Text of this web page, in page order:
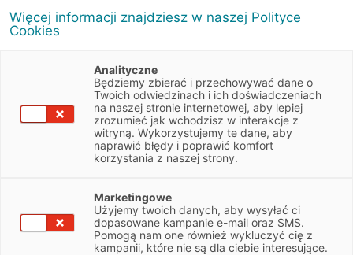
Wrocławska 151
45-837 Opole
5342193157
Obsługiwane pojazdy:
Dostawcze, Ciężarowe
Wszystkie
Autoryzacja serwisu:
Więcej informacji znajdziesz w naszej Polityce
Cookies
Analityczne
Będziemy zbierać i przechowywać dane o
Twoich odwiedzinach i ich doświadczeniach
na naszej stronie internetowej, aby lepiej
zrozumieć jak wchodzisz w interakcje z
witryną. Wykorzystujemy te dane, aby
naprawić błędy i poprawić komfort
korzystania z naszej strony.
Marketingowe
Użyjemy twoich danych, aby wysyłać ci
dopasowane kampanie e-mail oraz SMS.
Pomogą nam one również wykluczyć cię z
kampanii, które nie są dla ciebie interesujące.